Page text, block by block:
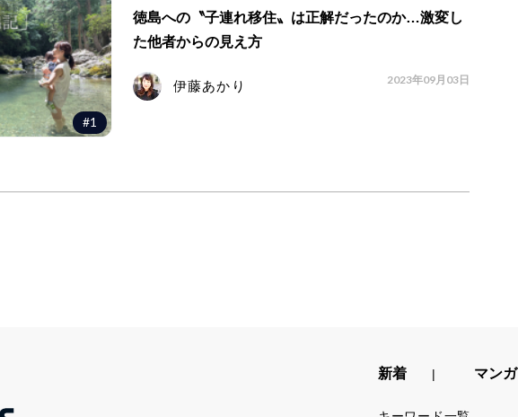
#1
徳島への〝子連れ移住〟は正解だったのか…激変し
た他者からの見え方
伊藤あかり 2023年09月03日
新着 マンガ